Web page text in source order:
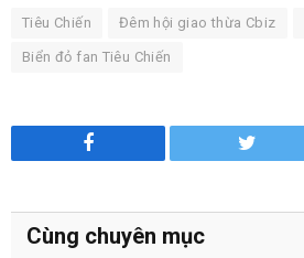
Tiêu Chiến Đêm hội giao thừa Cbiz
Biển đỏ fan Tiêu Chiến
Facebook Twitter
Cùng chuyên mục